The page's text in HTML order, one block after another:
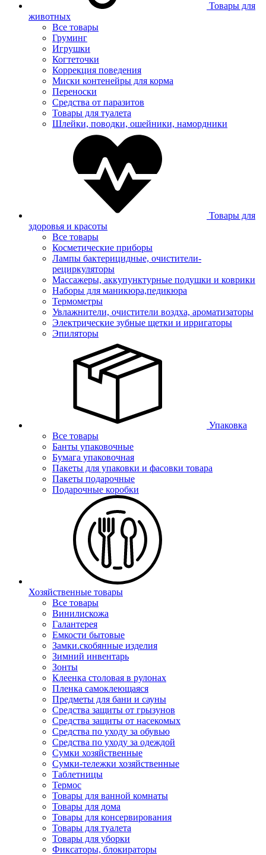
Товары для
животных
Все товары
Груминг
Игрушки
Когтеточки
Коррекция поведения
Миски контенейры для корма
Переноски
Средства от паразитов
Товары для туалета
Шлейки, поводки, ошейники, намордники
Товары для
здоровья и красоты
Все товары
Косметические приборы
Лампы бактерицидные, очистители-
рециркуляторы
Массажеры, аккупунктурные подушки и коврики
Наборы для маникюра,педикюра
Термометры
Увлажнители, очистители воздха, ароматизаторы
Электрические зубные щетки и ирригаторы
Эпиляторы
Упаковка
Все товары
Банты упаковочные
Бумага упаковочная
Пакеты для упаковки и фасовки товара
Пакеты подарочные
Подарочные коробки
Хозяйственные товары
Все товары
Винилискожа
Галантерея
Емкости бытовые
Замки.скобянные изделия
Зимний инвентарь
Зонты
Клеенка столовая в рулонах
Пленка самоклеющаяся
Предметы для бани и сауны
Средства защиты от грызунов
Средства защиты от насекомых
Средства по уходу за обувью
Средства по уходу за одеждой
Сумки хозяйственные
Сумки-тележки хозяйственные
Таблетницы
Термос
Товары для ванной комнаты
Товары для дома
Товары для консервирования
Товары для туалета
Товары для уборки
Фиксаторы, блокираторы